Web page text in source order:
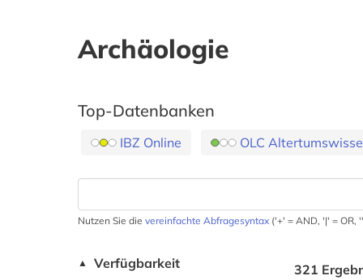
Archäologie
Top-Datenbanken
IBZ Online OLC
Nutzen Sie die vereinfachte Abfragesyntax ('+' = AND, '|' = OR,
▲ Verfügbarkeit
321